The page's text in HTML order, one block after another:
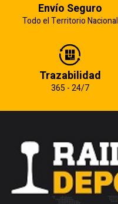
Envío Seguro
Todo el Territorio Nacional
Trazabilidad
365 - 24/7